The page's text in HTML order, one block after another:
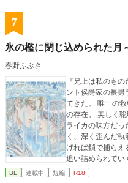
7
氷の檻に閉じ込められた月
春野ふぶき
『兄上は私のもの
ント侯爵家の長男
てきた。 唯一の
の存在。 美しく
ライカの味方だっ
く、深く歪んだ
げれば鎖で捕らえ
追い詰められて
は。 ふたりが辿
BL 連載中 短編 R18